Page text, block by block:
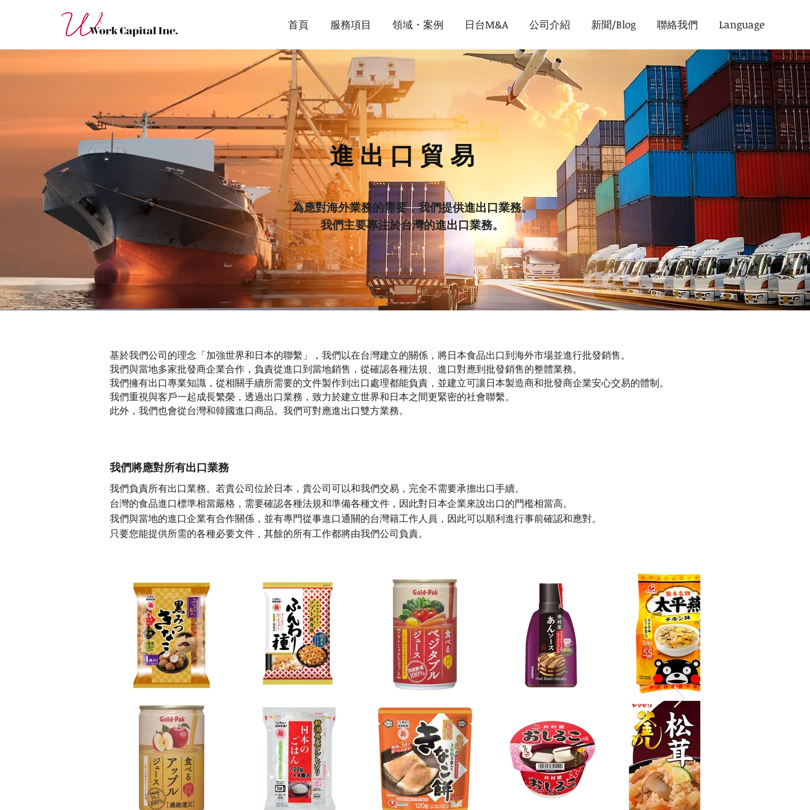
首頁 服務項目 領域・案例 日台M&A 公司介紹 新聞/Blog 聯絡我們 Language
進出口貿易
為應對海外業務的需要，我們提供進出口業務。
我們主要專注於台灣的進出口業務。
基於我們公司的理念「加強世界和日本的聯繫」，我們以在台灣建立的關係，將日本食品出口到海外市場並進行批發銷售。
我們與當地多家批發商企業合作，負責從進口到當地銷售，從確認各種法規、進口對應到批發銷售的整體業務。
我們擁有出口專業知識，從相關手續所需要的文件製作到出口處理都能負責，並建立可讓日本製造商和批發商企業安心交易的體制。
我們重視與客戶一起成長繁榮，透過出口業務，致力於建立世界和日本之間更緊密的社會聯繫。
此外，我們也會從台灣和韓國進口商品。我們可對應進出口雙方業務。
我們將應對所有出口業務
我們負責所有出口業務。若貴公司位於日本，貴公司可以和我們交易，完全不需要承擔出口手續。
台灣的食品進口標準相當嚴格，需要確認各種法規和準備各種文件，因此對日本企業來說出口的門檻相當高。
我們與當地的進口企業有合作關係，並有專門從事進口通關的台灣籍工作人員，因此可以順利進行事前確認和應對。
只要您能提供所需的各種必要文件，其餘的所有工作都將由我們公司負責。